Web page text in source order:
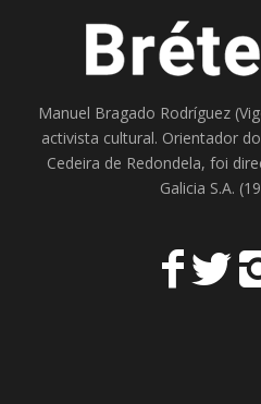
Manuel Bragado Rodríguez
activista cultural. Orientador do
Cedeira de Redondela, foi
Galicia S.A.